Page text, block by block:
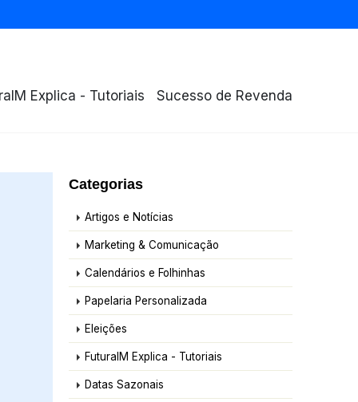
Explica - Tutoriais Sucesso de Revenda
Categorias
Artigos e Notícias
Marketing & Comunicação
Calendários e Folhinhas
Papelaria Personalizada
Eleições
FuturaIM Explica - Tutoriais
Datas Sazonais